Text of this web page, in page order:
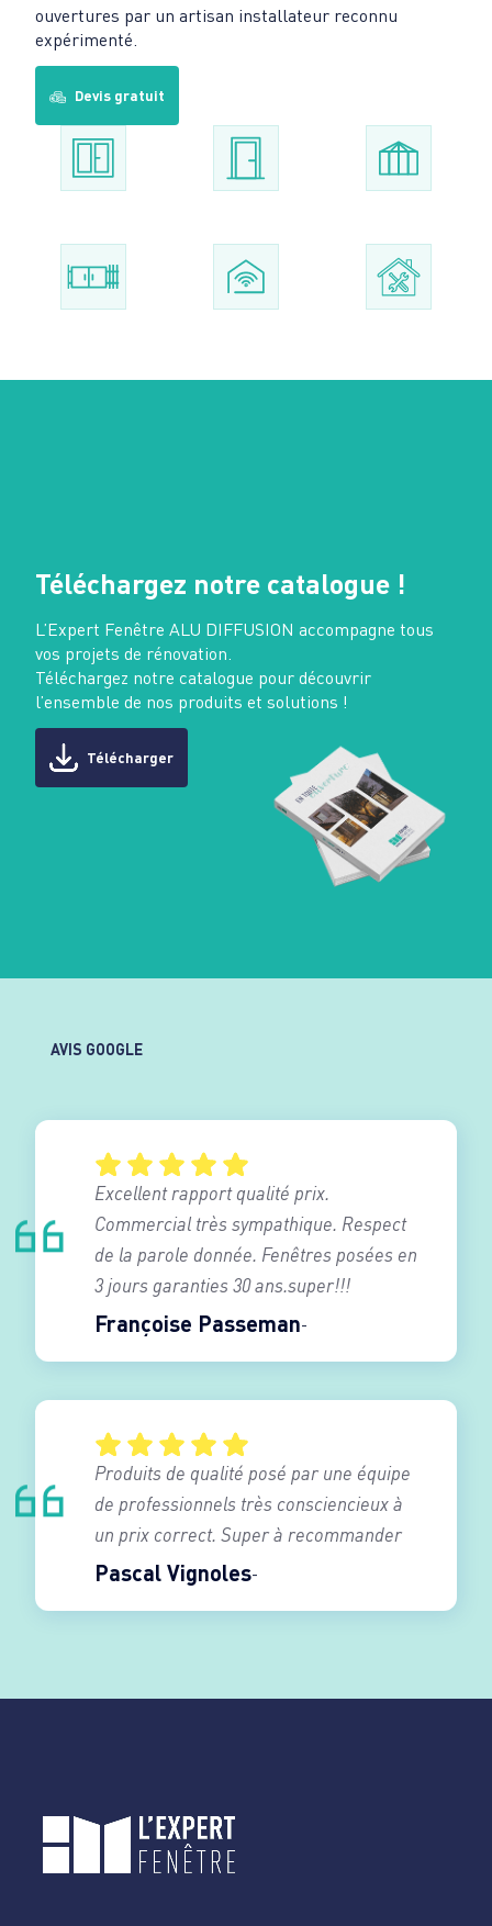
ouvertures par un artisan installateur reconnu
expérimenté.
Devis gratuit
Téléchargez notre catalogue !
L’Expert Fenêtre ALU DIFFUSION accompagne tous
vos projets de rénovation.
Téléchargez notre catalogue pour découvrir
l’ensemble de nos produits et solutions !
Télécharger
AVIS GOOGLE
Françoise Passeman
Excellent rapport qualité prix.
Commercial très sympathique. Respect
de la parole donnée. Fenêtres posées en
3 jours garanties 30 ans.super!!!
Pascal Vignoles
Produits de qualité posé par une équipe
de professionnels très consciencieux à
un prix correct. Super à recommander